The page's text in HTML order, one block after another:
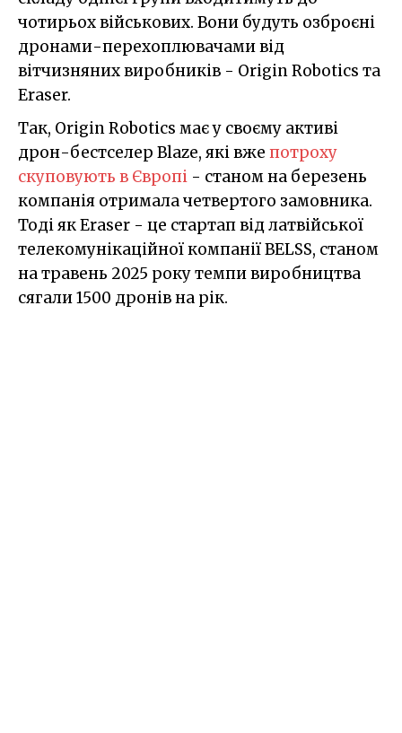
чотирьох військових. Вони будуть озброєні
дронами-перехоплювачами від
вітчизняних виробників - Origin Robotics та
Eraser.
Так, Origin Robotics має у своєму активі
дрон-бестселер Blaze, які вже потроху
скуповують в Європі - станом на березень
компанія отримала четвертого замовника.
Тоді як Eraser - це стартап від латвійської
телекомунікаційної компанії BELSS, станом
на травень 2025 року темпи виробництва
сягали 1500 дронів на рік.